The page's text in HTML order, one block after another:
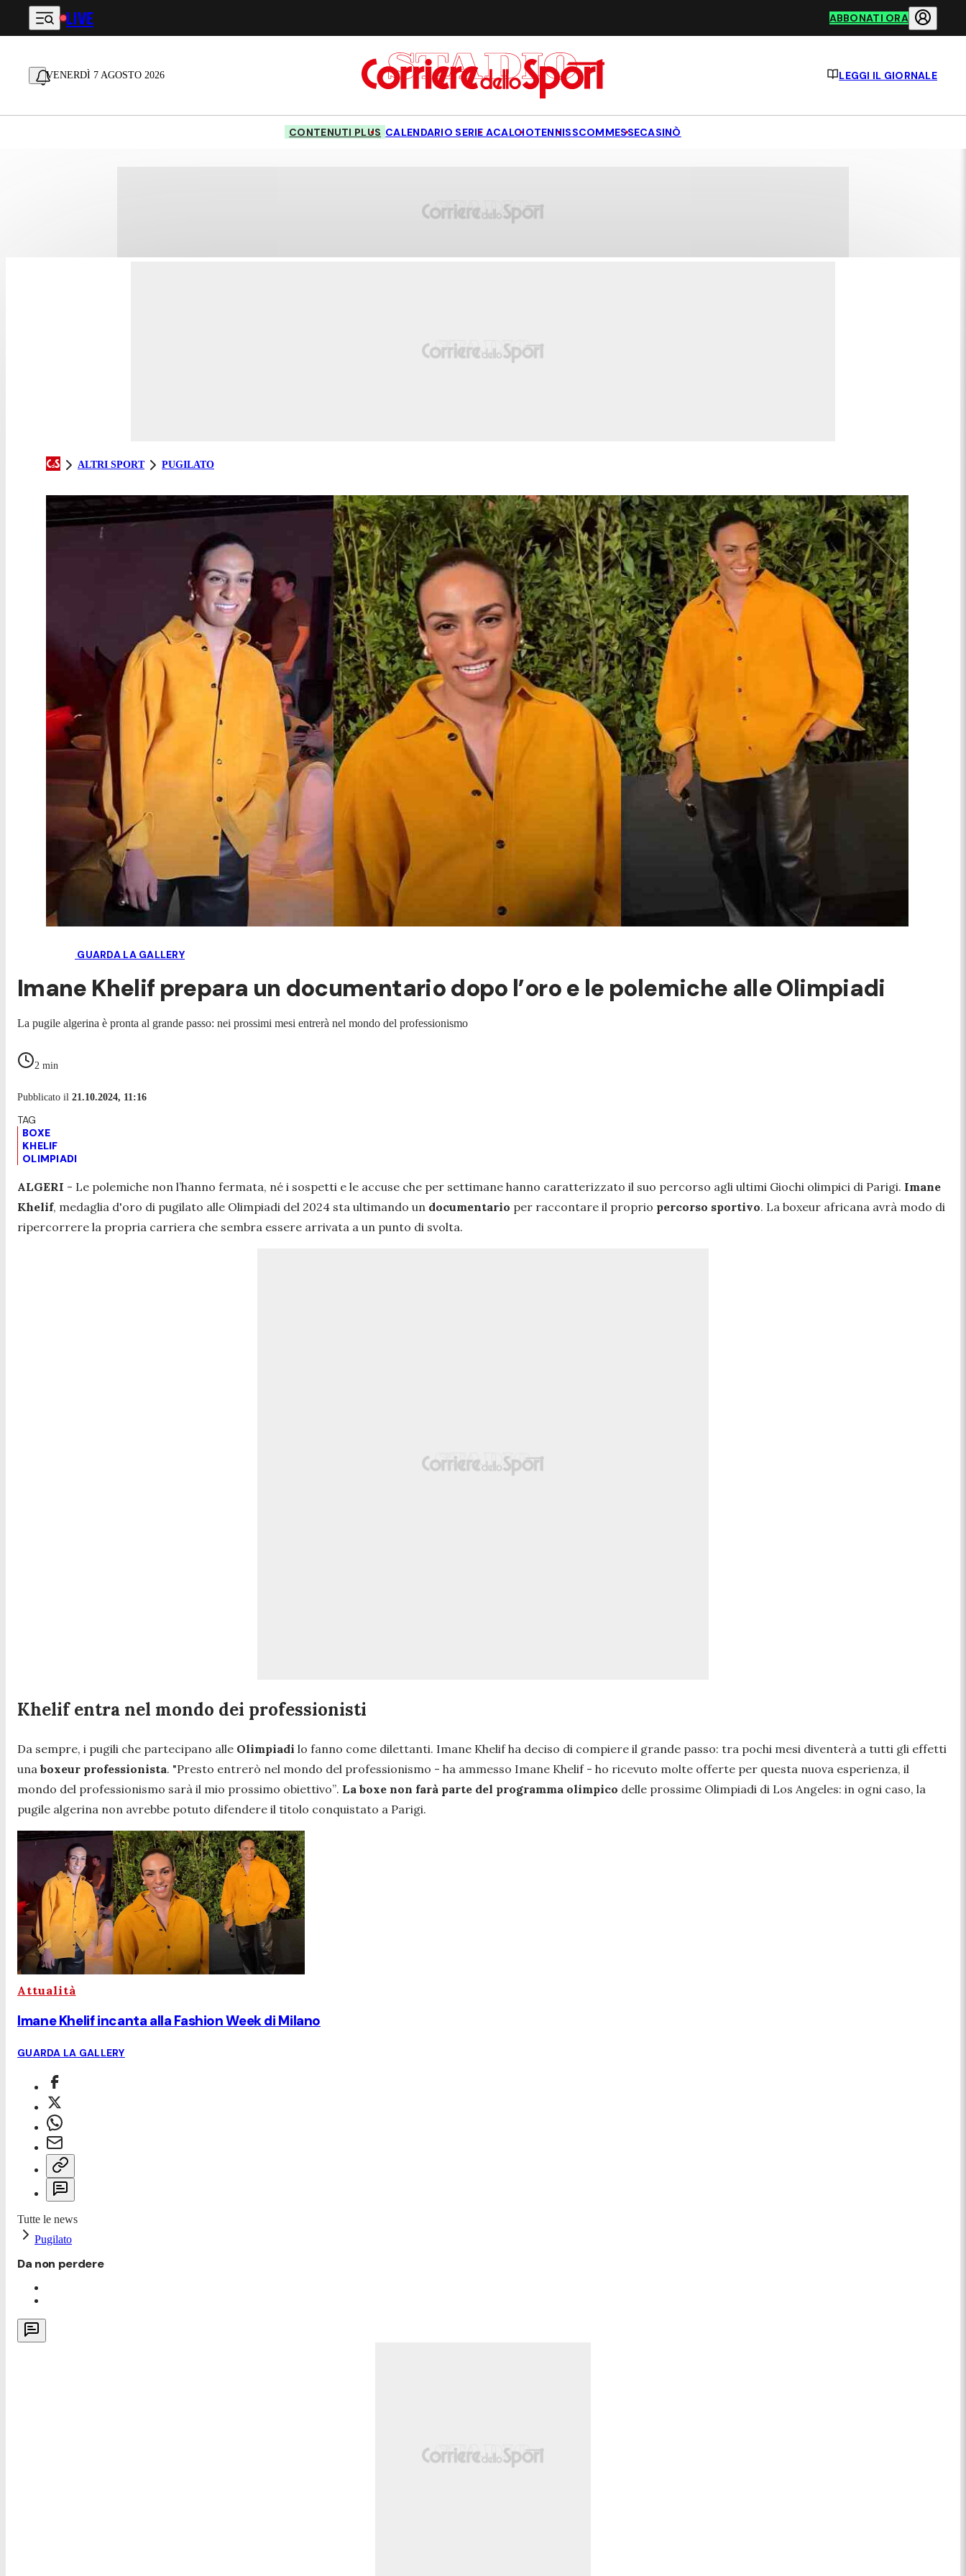
Vai al contenuto principale
LIVE ABBONATI ORA
VENERDÌ 7 AGOSTO 2026 LEGGI IL GIORNALE
CONTENUTI PLUS CALENDARIO SERIE ACALCIOTENNISSCOMMESSECASINÒ
ALTRI SPORT PUGILATO
GUARDA LA GALLERY
Imane Khelif prepara un documentario dopo l’oro e le polemiche alle Olimpiadi
La pugile algerina è pronta al grande passo: nei prossimi mesi entrerà nel mondo del professionismo
2 min
Pubblicato il 21.10.2024, 11:16
BOXE
KHELIF
OLIMPIADI
ALGERI - Le polemiche non l’hanno fermata, né i sospetti e le accuse che per settimane hanno caratterizzato il suo percorso agli ultimi Giochi olimpici di Parigi. Imane
Khelif, medaglia d'oro di pugilato alle Olimpiadi del 2024 sta ultimando un documentario per raccontare il proprio percorso sportivo. La boxeur africana avrà modo di
ripercorrere la propria carriera che sembra essere arrivata a un punto di svolta.
Khelif entra nel mondo dei professionisti
Da sempre, i pugili che partecipano alle Olimpiadi lo fanno come dilettanti. Imane Khelif ha deciso di compiere il grande passo: tra pochi mesi diventerà a tutti gli effetti
una boxeur professionista. "Presto entrerò nel mondo del professionismo - ha ammesso Imane Khelif - ho ricevuto molte offerte per questa nuova esperienza, il
mondo del professionismo sarà il mio prossimo obiettivo”. La boxe non farà parte del programma olimpico delle prossime Olimpiadi di Los Angeles: in ogni caso, la
pugile algerina non avrebbe potuto difendere il titolo conquistato a Parigi.
Attualità
Imane Khelif incanta alla Fashion Week di Milano
GUARDA LA GALLERY
Tutte le news
Pugilato
Da non perdere